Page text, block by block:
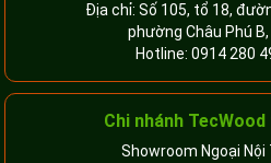
Địa chỉ: Số 105, tổ 18,
phường Châu Phú
Hotline: 0914 280
Chi nhánh TecWood
Showroom Ngoại Nội